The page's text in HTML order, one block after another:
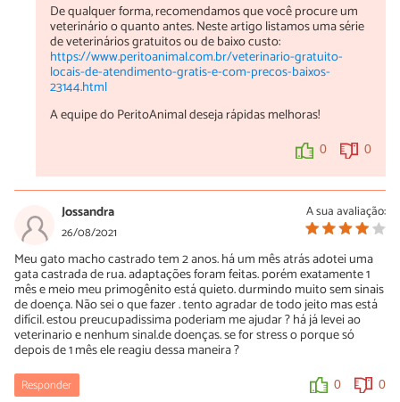
De qualquer forma, recomendamos que você procure um
veterinário o quanto antes. Neste artigo listamos uma série
de veterinários gratuitos ou de baixo custo:
https://www.peritoanimal.com.br/veterinario-gratuito-
locais-de-atendimento-gratis-e-com-precos-baixos-
23144.html
A equipe do PeritoAnimal deseja rápidas melhoras!
0 0
A sua avaliação:
Jossandra
26/08/2021
Meu gato macho castrado tem 2 anos. há um mês atrás adotei uma
gata castrada de rua. adaptações foram feitas. porém exatamente 1
mês e meio meu primogênito está quieto. durmindo muito sem sinais
de doença. Não sei o que fazer . tento agradar de todo jeito mas está
difícil. estou preucupadissima poderiam me ajudar ? há já levei ao
veterinario e nenhum sinal.de doenças. se for stress o porque só
depois de 1 mês ele reagiu dessa maneira ?
Responder 0 0